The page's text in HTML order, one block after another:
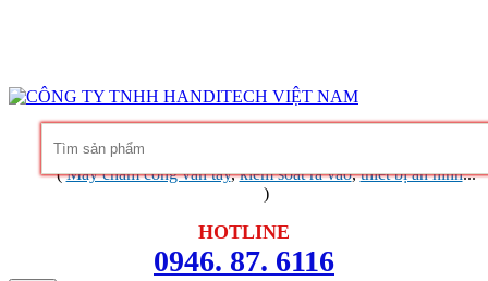
(Máy chấm công vân tay,kiểm soát ra vào,thiết bị an ninh...
)
HOTLINE
0946. 87. 6116